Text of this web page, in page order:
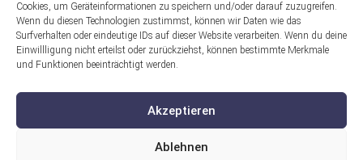
Cookies, um Geräteinformationen zu speichern und/oder darauf zuzugreifen.
Wenn du diesen Technologien zustimmst, können wir Daten wie das
Surfverhalten oder eindeutige IDs auf dieser Website verarbeiten. Wenn du deine
Einwillligung nicht erteilst oder zurückziehst, können bestimmte Merkmale
und Funktionen beeinträchtigt werden.
Akzeptieren
Ablehnen
Gefördert durch: